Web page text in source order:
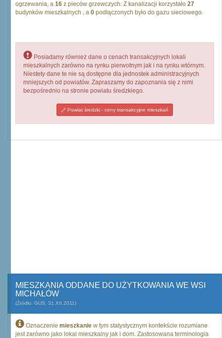
ogrzewania, a 16 z pieców grzewczych. Z kanalizacji korzystało 27
budynków mieszkalnych , a 0 podłączonych było do gazu sieciowego.
Posiadamy również dane o cenach transakcyjnych lokali
mieszkalnych zarówno na rynku pierwotnym jak i na rynku wtórnym.
Niestety dane te nie są dostępne dla jednostek administracyjnych
mniejszych od powiatów. Zapraszamy do zapoznania się z nimi
bezpośrednio na stronie powiatu średzkiego.
Powiat średzki - ceny transakcyjne mieszkań
MIESZKANIA ODDANE DO UŻYTKOWANIA WE WSI
MICHAŁÓW
(Źródło: GUS, 31.XII.2011)
Oznaczenie mieszkanie w tym statystycznym kontekście rozumiane
jest zarówno jako lokal mieszkalny jak i dom. Zastosowana terminologia